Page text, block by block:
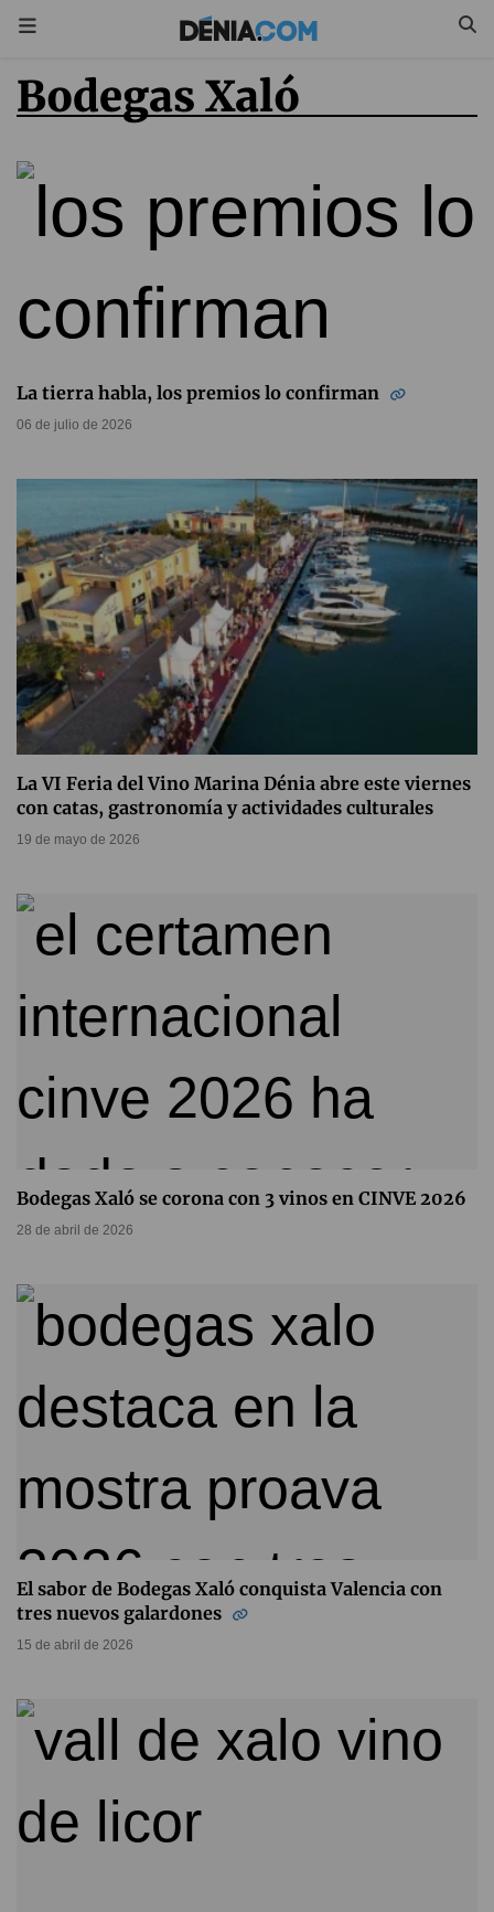
Bodegas Xaló
La tierra habla, los premios lo confirman
06 de julio de 2026
La VI Feria del Vino Marina Dénia abre este viernes
con catas, gastronomía y actividades culturales
19 de mayo de 2026
Bodegas Xaló se corona con 3 vinos en CINVE 2026
28 de abril de 2026
El sabor de Bodegas Xaló conquista Valencia con
tres nuevos galardones
15 de abril de 2026